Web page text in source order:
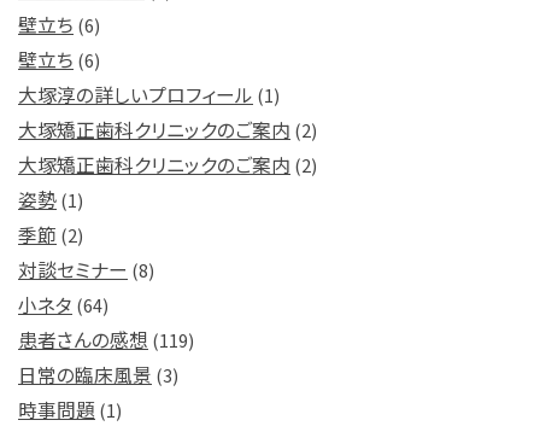
壁立ち (6)
壁立ち (6)
大塚淳の詳しいプロフィール (1)
大塚矯正歯科クリニックのご案内 (2)
大塚矯正歯科クリニックのご案内 (2)
姿勢(1)
季節 (2)
対談セミナー (8)
小ネタ (64)
患者さんの感想 (119)
日常の臨床風景 (3)
時事問題 (1)